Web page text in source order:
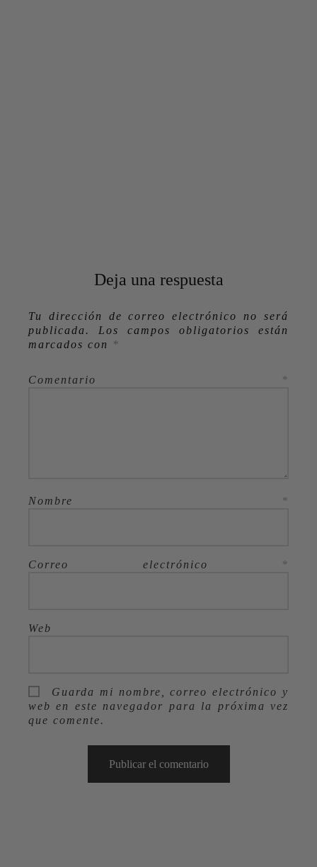
Deja una respuesta
Tu dirección de correo electrónico no será
publicada.
Los campos obligatorios están
marcados con
*
Comentario *
Nombre *
Correo electrónico *
Web
Guarda mi nombre, correo electrónico y
web en este navegador para la próxima vez
que comente.